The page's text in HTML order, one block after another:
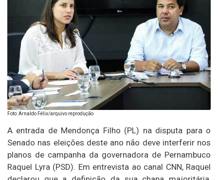
Foto: Arnaldo Félix/arquivo reprodução
A entrada de Mendonça Filho (PL) na disputa para o
Senado nas eleições deste ano não deve interferir nos
planos de campanha da governadora de Pernambuco
Raquel Lyra (PSD). Em entrevista ao canal CNN, Raquel